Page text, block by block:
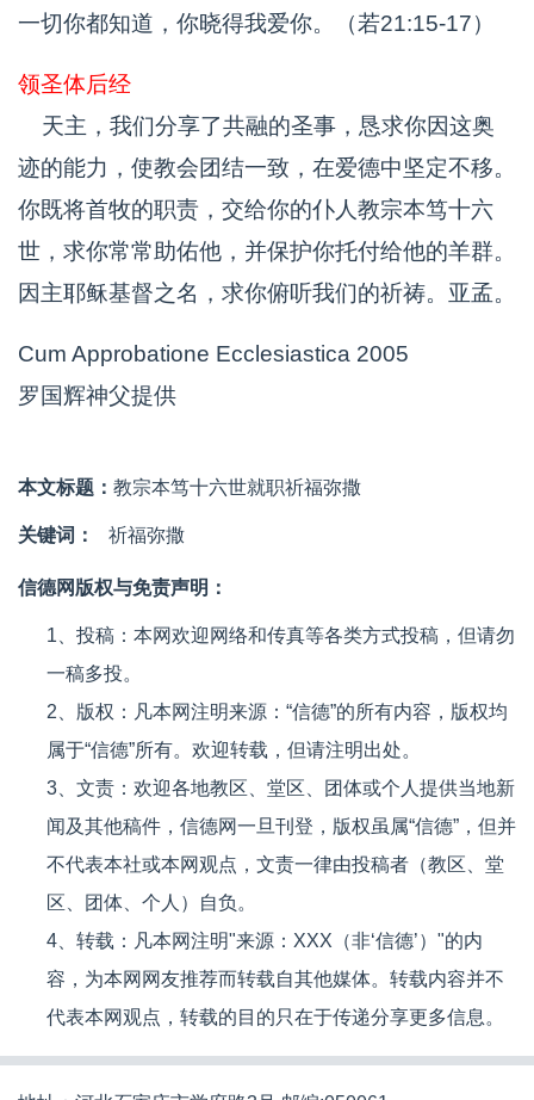
一切你都知道，你晓得我爱你。（若21:15-17）
领圣体后经
天主，我们分享了共融的圣事，恳求你因这奥
迹的能力，使教会团结一致，在爱德中坚定不移。
你既将首牧的职责，交给你的仆人教宗本笃十六
世，求你常常助佑他，并保护你托付给他的羊群。
因主耶稣基督之名，求你俯听我们的祈祷。亚孟。
Cum Approbatione Ecclesiastica 2005
罗国辉神父提供
本文标题： 教宗本笃十六世就职祈福弥撒
关键词： 祈福弥撒
信德网版权与免责声明：
1、投稿：本网欢迎网络和传真等各类方式投稿，但请勿
一稿多投。
2、版权：凡本网注明来源：“信德”的所有内容，版权均
属于“信德”所有。欢迎转载，但请注明出处。
3、文责：欢迎各地教区、堂区、团体或个人提供当地新
闻及其他稿件，信德网一旦刊登，版权虽属“信德”，但并
不代表本社或本网观点，文责一律由投稿者（教区、堂
区、团体、个人）自负。
4、转载：凡本网注明"来源：XXX（非‘信德’）"的内
容，为本网网友推荐而转载自其他媒体。转载内容并不
代表本网观点，转载的目的只在于传递分享更多信息。